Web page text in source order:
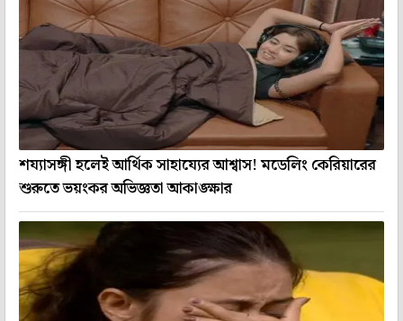
শয্যাসঙ্গী হলেই আর্থিক সাহায্যের আশ্বাস! মডেলিং কেরিয়ারের
শুরুতে ভয়ংকর অভিজ্ঞতা আকাঙ্ক্ষার